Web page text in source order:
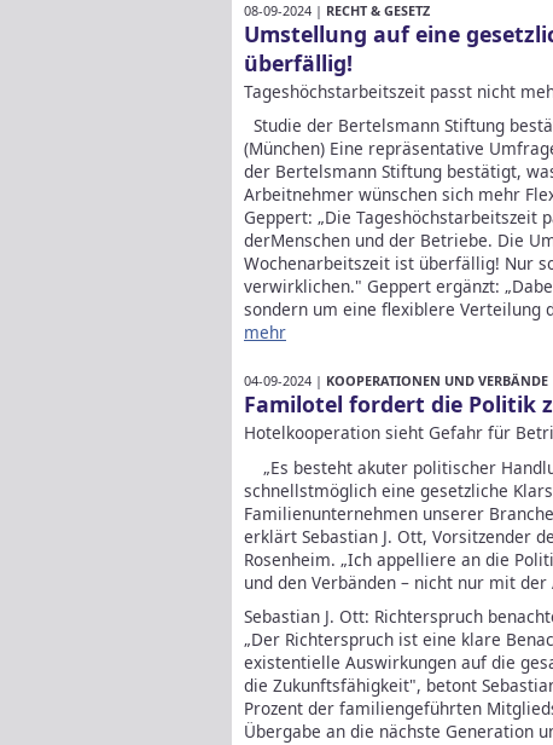
08-09-2024 | RECHT & GESETZ
Umstellung auf eine
überfällig!
Tageshöchstarbeitszeit passt nicht
Studie der Bertelsmann Stiftung
(München) Eine repräsentative
der Bertelsmann Stiftung bestätigt,
Arbeitnehmer wünschen sich mehr
Geppert: „Die Tageshöchstarbeitszeit
derMenschen und der Betriebe. Die
Wochenarbeitszeit ist überfällig! Nur
verwirklichen." Geppert ergänzt:
sondern um eine flexiblere Verteilung
mehr
04-09-2024 | KOOPERATIONEN UND VERBÄNDE
Familotel fordert die Politik
Hotelkooperation sieht Gefahr für
„Es besteht akuter politischer
schnellstmöglich eine gesetzliche
Familienunternehmen unserer
erklärt Sebastian J. Ott, Vorsitzender
Rosenheim. „Ich appelliere an die
und den Verbänden – nicht nur mit
Sebastian J. Ott: Richterspruch
„Der Richterspruch ist eine klare
existentielle Auswirkungen auf die
die Zukunftsfähigkeit", betont
Prozent der familiengeführten
Übergabe an die nächste Generation